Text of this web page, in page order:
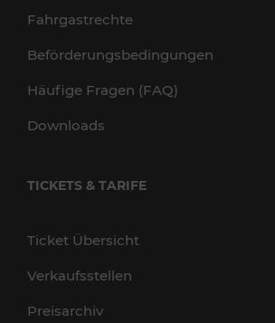
Fahrgastrechte
Beförderungsbedingungen
Häufige Fragen (FAQ)
Downloads
TICKETS & TARIFE
Ticket Übersicht
Verkaufsstellen
Preisarchiv